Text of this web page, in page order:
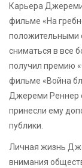
Карьера
фильме «На
положительными
сниматься в все
получил премию
фильме «Война
Джереми Реннер
принесли ему
публики.
Личная жизнь
внимания